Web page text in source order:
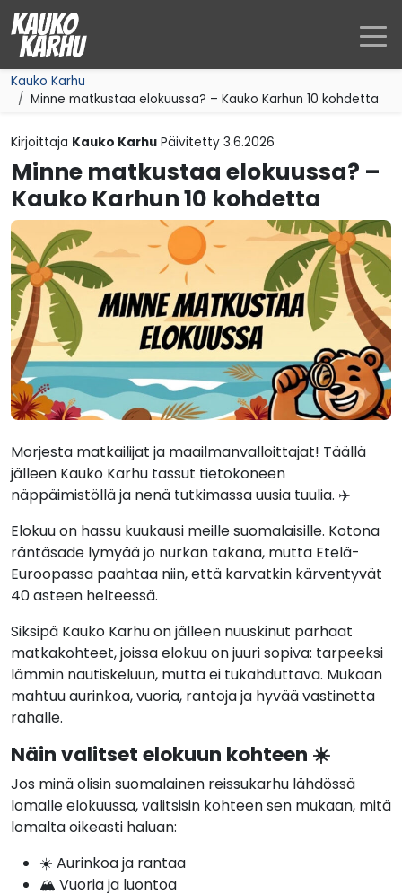
Siirry sisältöön
Kauko Karhu
Minne matkustaa elokuussa? – Kauko Karhun 10 kohdetta
Kirjoittaja Kauko Karhu Päivitetty 3.6.2026
Minne matkustaa elokuussa? –
Kauko Karhun 10 kohdetta
Morjesta matkailijat ja maailmanvalloittajat! Täällä
jälleen Kauko Karhu tassut tietokoneen
näppäimistöllä ja nenä tutkimassa uusia tuulia. ✈️
Elokuu on hassu kuukausi meille suomalaisille. Kotona
räntäsade lymyää jo nurkan takana, mutta Etelä-
Euroopassa paahtaa niin, että karvatkin kärventyvät
40 asteen helteessä.
Siksipä Kauko Karhu on jälleen nuuskinut parhaat
matkakohteet, joissa elokuu on juuri sopiva: tarpeeksi
lämmin nautiskeluun, mutta ei tukahduttava. Mukaan
mahtuu aurinkoa, vuoria, rantoja ja hyvää vastinetta
rahalle.
Näin valitset elokuun kohteen ☀️
Jos minä olisin suomalainen reissukarhu lähdössä
lomalle elokuussa, valitsisin kohteen sen mukaan, mitä
lomalta oikeasti haluan:
☀️ Aurinkoa ja rantaa
🏔️ Vuoria ja luontoa